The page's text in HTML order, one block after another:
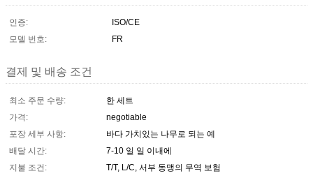
인증:
ISO/CE
모델 번호:
FR
결제 및 배송 조건
최소 주문 수량:
한 세트
가격:
negotiable
포장 세부 사항:
바다 가치있는 나무로 되는 예
배달 시간:
7-10 일 일 이내에
지불 조건:
T/T, L/C, 서부 동맹의 무역 보험